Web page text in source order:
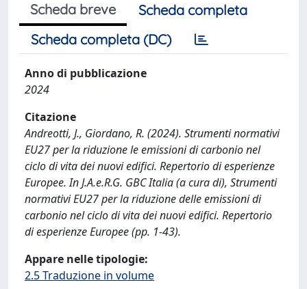
Scheda breve
Scheda completa
Scheda completa (DC)
Anno di pubblicazione
2024
Citazione
Andreotti, J., Giordano, R. (2024). Strumenti normativi
EU27 per la riduzione le emissioni di carbonio nel
ciclo di vita dei nuovi edifici. Repertorio di esperienze
Europee. In J.A.e.R.G. GBC Italia (a cura di), Strumenti
normativi EU27 per la riduzione delle emissioni di
carbonio nel ciclo di vita dei nuovi edifici. Repertorio
di esperienze Europee (pp. 1-43).
Appare nelle tipologie:
2.5 Traduzione in volume